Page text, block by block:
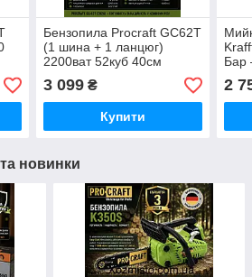
Бензопила Proсraft GС62T
(1 шина + 1 ланцюг)
2200ват 52куб 40см
Німеччина
3 099₴
Купити
Бар
та
2
та новинки